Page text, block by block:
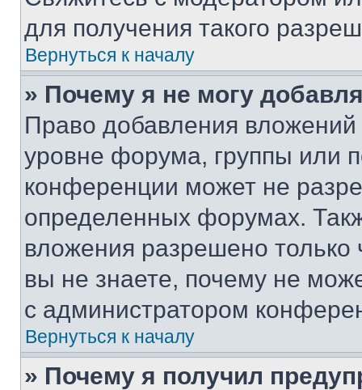
для получения такого
Вернуться к началу
» Почему я не могу
Право добавления
уровне форума, группы или
конференции может не
определенных форумах.
вложения разрешено
вы не знаете, почему не
с администратором
Вернуться к началу
» Почему я получил